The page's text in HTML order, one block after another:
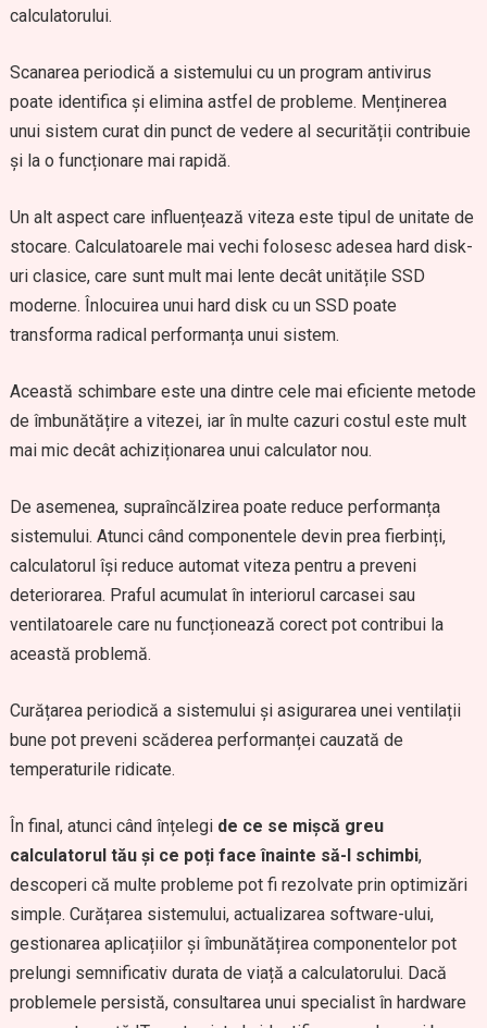
calculatorului.
Scanarea periodică a sistemului cu un program antivirus
poate identifica și elimina astfel de probleme. Menținerea
unui sistem curat din punct de vedere al securității contribuie
și la o funcționare mai rapidă.
Un alt aspect care influențează viteza este tipul de unitate de
stocare. Calculatoarele mai vechi folosesc adesea hard disk-
uri clasice, care sunt mult mai lente decât unitățile SSD
moderne. Înlocuirea unui hard disk cu un SSD poate
transforma radical performanța unui sistem.
Această schimbare este una dintre cele mai eficiente metode
de îmbunătățire a vitezei, iar în multe cazuri costul este mult
mai mic decât achiziționarea unui calculator nou.
De asemenea, supraîncălzirea poate reduce performanța
sistemului. Atunci când componentele devin prea fierbinți,
calculatorul își reduce automat viteza pentru a preveni
deteriorarea. Praful acumulat în interiorul carcasei sau
ventilatoarele care nu funcționează corect pot contribui la
această problemă.
Curățarea periodică a sistemului și asigurarea unei ventilații
bune pot preveni scăderea performanței cauzată de
temperaturile ridicate.
În final, atunci când înțelegi de ce se mișcă greu
calculatorul tău și ce poți face înainte să-l schimbi,
descoperi că multe probleme pot fi rezolvate prin optimizări
simple. Curățarea sistemului, actualizarea software-ului,
gestionarea aplicațiilor și îmbunătățirea componentelor pot
prelungi semnificativ durata de viață a calculatorului. Dacă
problemele persistă, consultarea unui specialist în hardware